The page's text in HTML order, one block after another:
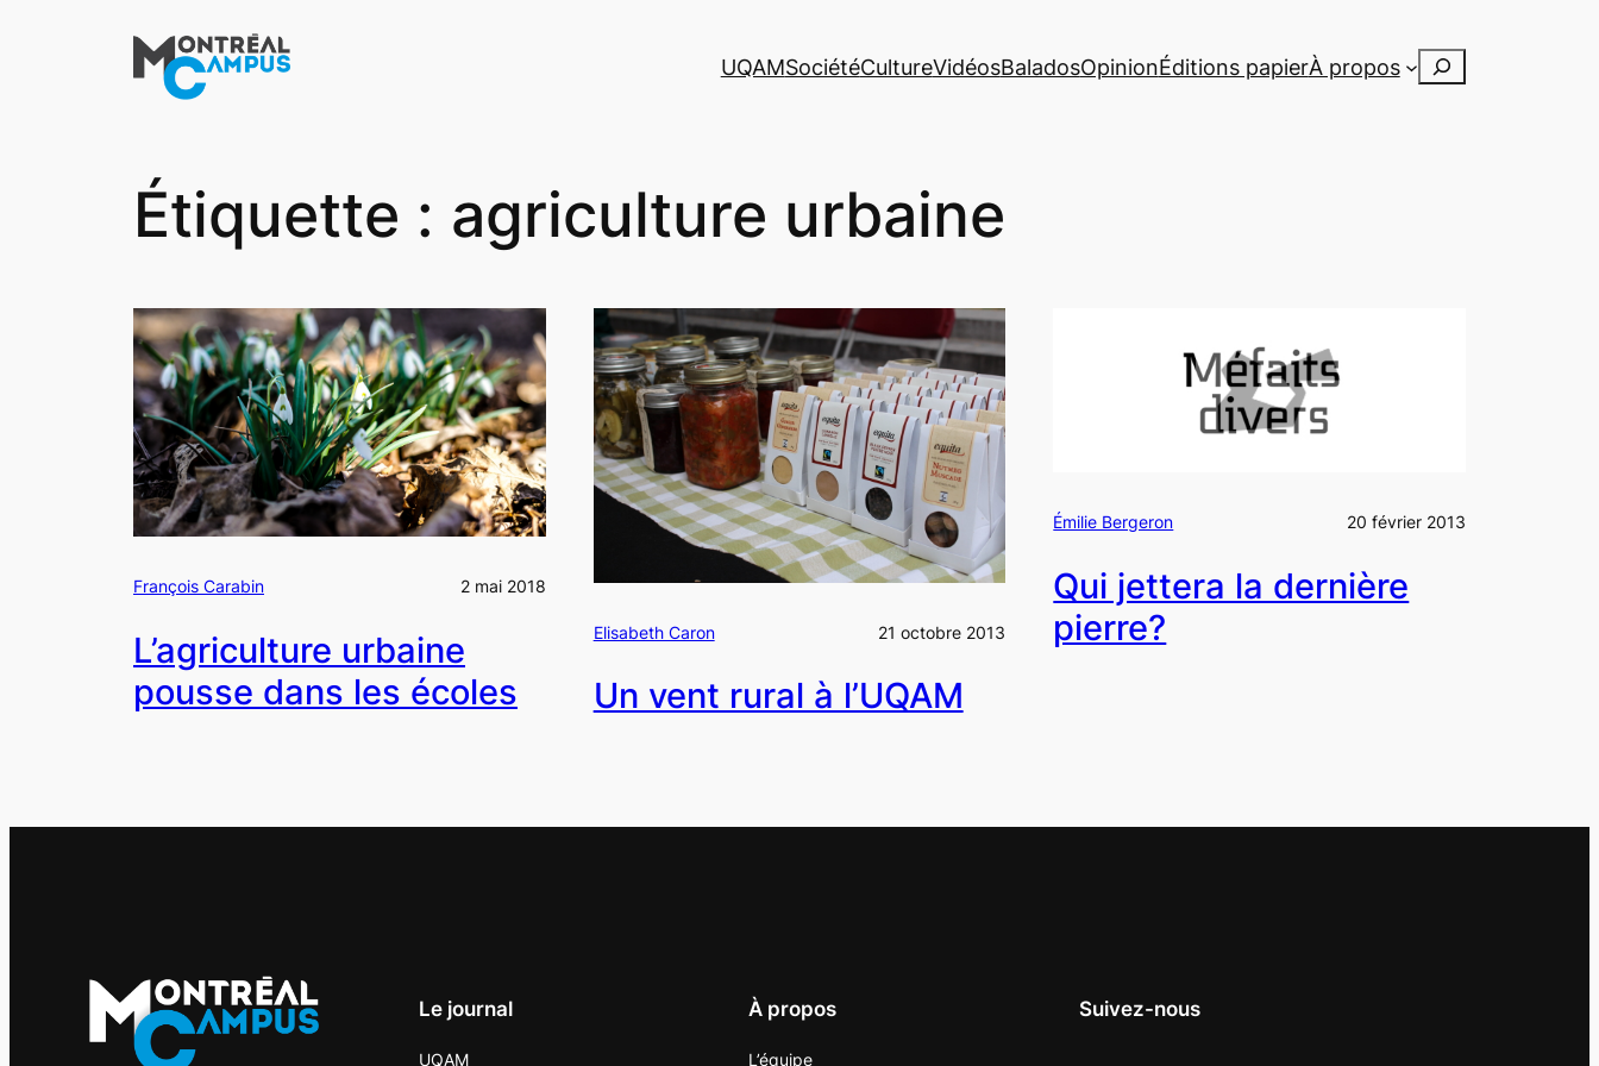
UQAMSociétéCultureVidéosBaladosOpinionÉditions papierÀ propos Rechercher
Étiquette : agriculture urbaine
François Carabin 2 mai 2018
L’agriculture urbaine
pousse dans les écoles
Elisabeth Caron 21 octobre 2013
Un vent rural à l’UQAM
Émilie Bergeron 20 février 2013
Qui jettera la dernière
pierre?
Le journal
UQAM
À propos
L’équipe
Suivez-nous